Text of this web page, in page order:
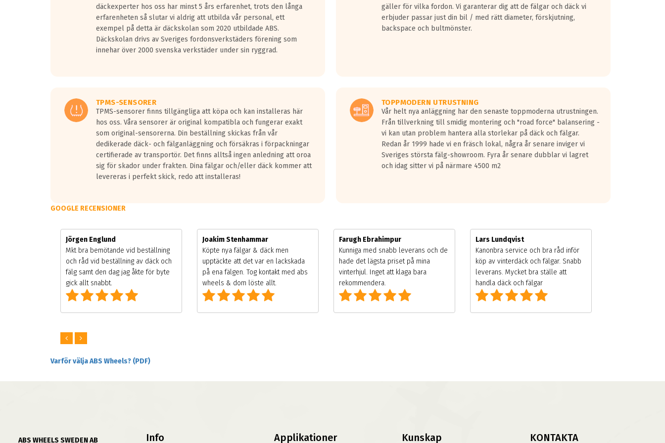
däckexperter hos oss har minst 5 års erfarenhet, trots den långa
erfarenheten så slutar vi aldrig att utbilda vår personal, ett
exempel på detta är däckskolan som 2020 utbildade ABS.
Däckskolan drivs av Sveriges fordonsverkstäders förening som
innehar över 2000 svenska verkstäder under sin ryggrad.
gäller för vilka fordon. Vi garanterar dig att de fälgar och däck vi
erbjuder passar just din bil / med rätt diameter, förskjutning,
backspace och bultmönster.
TPMS-SENSORER
TPMS-sensorer finns tillgängliga att köpa och kan installeras här
hos oss. Våra sensorer är original kompatibla och fungerar exakt
som original-sensorerna. Din beställning skickas från vår
dedikerade däck- och fälganläggning och försäkras i förpackningar
certifierade av transportör. Det finns alltså ingen anledning att oroa
sig för skador under frakten. Dina fälgar och/eller däck kommer att
levereras i perfekt skick, redo att installeras!
TOPPMODERN UTRUSTNING
Vår helt nya anläggning har den senaste toppmoderna utrustningen.
Från tillverkning till smidig montering och "road force" balansering -
vi kan utan problem hantera alla storlekar på däck och fälgar.
Redan år 1999 hade vi en fräsch lokal, några år senare inviger vi
Sveriges största fälg-showroom. Fyra år senare dubblar vi lagret
och idag sitter vi på närmare 4500 m2
GOOGLE RECENSIONER
Jörgen Englund
Mkt bra bemötande vid beställning
och råd vid beställning av däck och
fälg samt den dag jag åkte för byte
gick allt snabbt.
Joakim Stenhammar
Köpte nya fälgar & däck men
upptäckte att det var en lackskada
på ena fälgen. Tog kontakt med abs
wheels & dom löste allt.
Farugh Ebrahimpur
Kunniga med snabb leverans och de
hade det lägsta priset på mina
vinterhjul. Inget att klaga bara
rekommendera.
Lars Lundqvist
Kanonbra service och bra råd inför
köp av vinterdäck och fälgar. Snabb
leverans. Mycket bra ställe att
handla däck och fälgar
Varför välja ABS Wheels? (PDF)
ABS WHEELS SWEDEN AB Info Applikationer Kunskap KONTAKTA